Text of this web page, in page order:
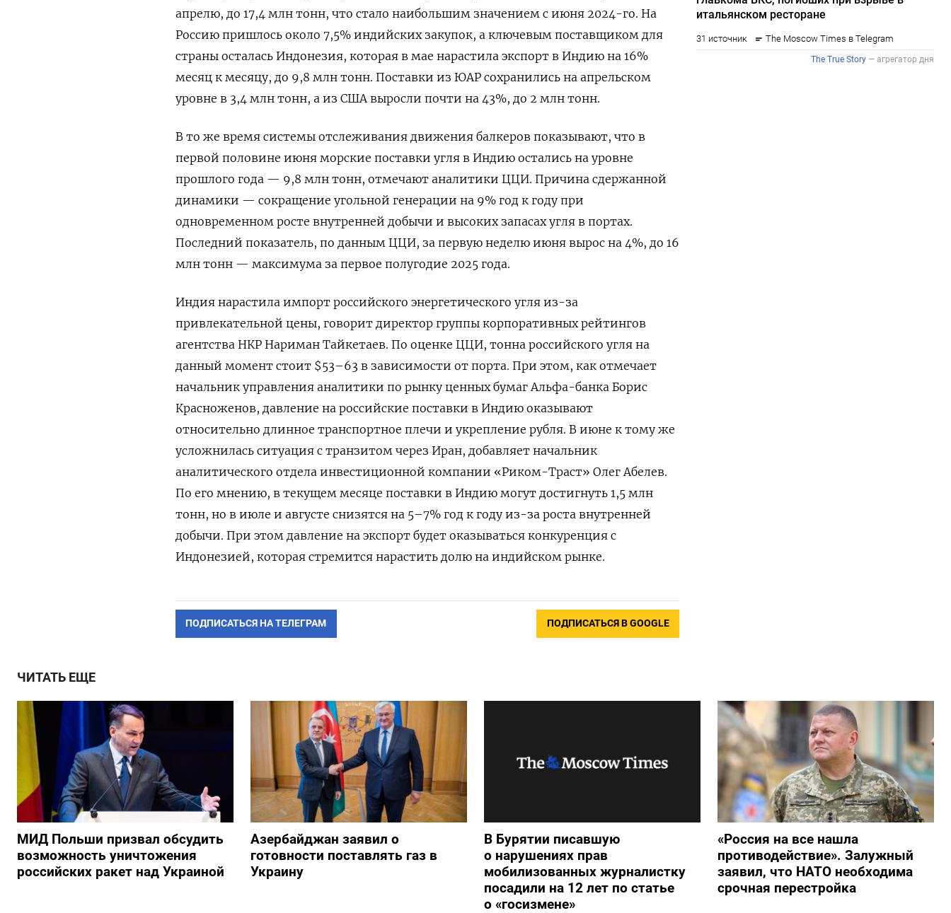
апрелю, до 17,4 млн тонн, что стало наибольшим значением с июня 2024-го. На
Россию пришлось около 7,5% индийских закупок, а ключевым поставщиком для
страны осталась Индонезия, которая в мае нарастила экспорт в Индию на 16%
месяц к месяцу, до 9,8 млн тонн. Поставки из ЮАР сохранились на апрельском
уровне в 3,4 млн тонн, а из США выросли почти на 43%, до 2 млн тонн.
В то же время системы отслеживания движения балкеров показывают, что в
первой половине июня морские поставки угля в Индию остались на уровне
прошлого года — 9,8 млн тонн, отмечают аналитики ЦЦИ. Причина сдержанной
динамики — сокращение угольной генерации на 9% год к году при
одновременном росте внутренней добычи и высоких запасах угля в портах.
Последний показатель, по данным ЦЦИ, за первую неделю июня вырос на 4%, до 16
млн тонн — максимума за первое полугодие 2025 года.
Индия нарастила импорт российского энергетического угля из-за
привлекательной цены, говорит директор группы корпоративных рейтингов
агентства НКР Нариман Тайкетаев. По оценке ЦЦИ, тонна российского угля на
данный момент стоит $53–63 в зависимости от порта. При этом, как отмечает
начальник управления аналитики по рынку ценных бумаг Альфа-банка Борис
Красноженов, давление на российские поставки в Индию оказывают
относительно длинное транспортное плечи и укрепление рубля. В июне к тому же
усложнилась ситуация с транзитом через Иран, добавляет начальник
аналитического отдела инвестиционной компании «Риком-Траст» Олег Абелев.
По его мнению, в текущем месяце поставки в Индию могут достигнуть 1,5 млн
тонн, но в июле и августе снизятся на 5–7% год к году из-за роста внутренней
добычи. При этом давление на экспорт будет оказываться конкуренция с
Индонезией, которая стремится нарастить долю на индийском рынке.
ПОДПИСАТЬСЯ НА ТЕЛЕГРАМ ПОДПИСАТЬСЯ В GOOGLE
ЧИТАТЬ ЕЩЕ
МИД Польши призвал обсудить
возможность уничтожения
российских ракет над Украиной
Азербайджан заявил о
готовности поставлять газ в
Украину
В Бурятии писавшую
о нарушениях прав
мобилизованных журналистку
посадили на 12 лет по статье
о «госизмене»
«Россия на все нашла
противодействие». Залужный
заявил, что НАТО необходима
срочная перестройка